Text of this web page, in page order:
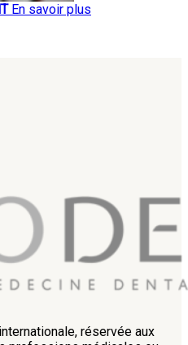
En savoir plus
réservée aux